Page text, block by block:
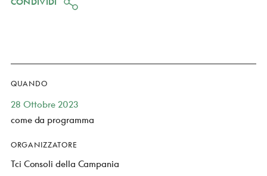
QUANDO
28 Ottobre 2023
come da programma
ORGANIZZATORE
Tci Consoli della Campania